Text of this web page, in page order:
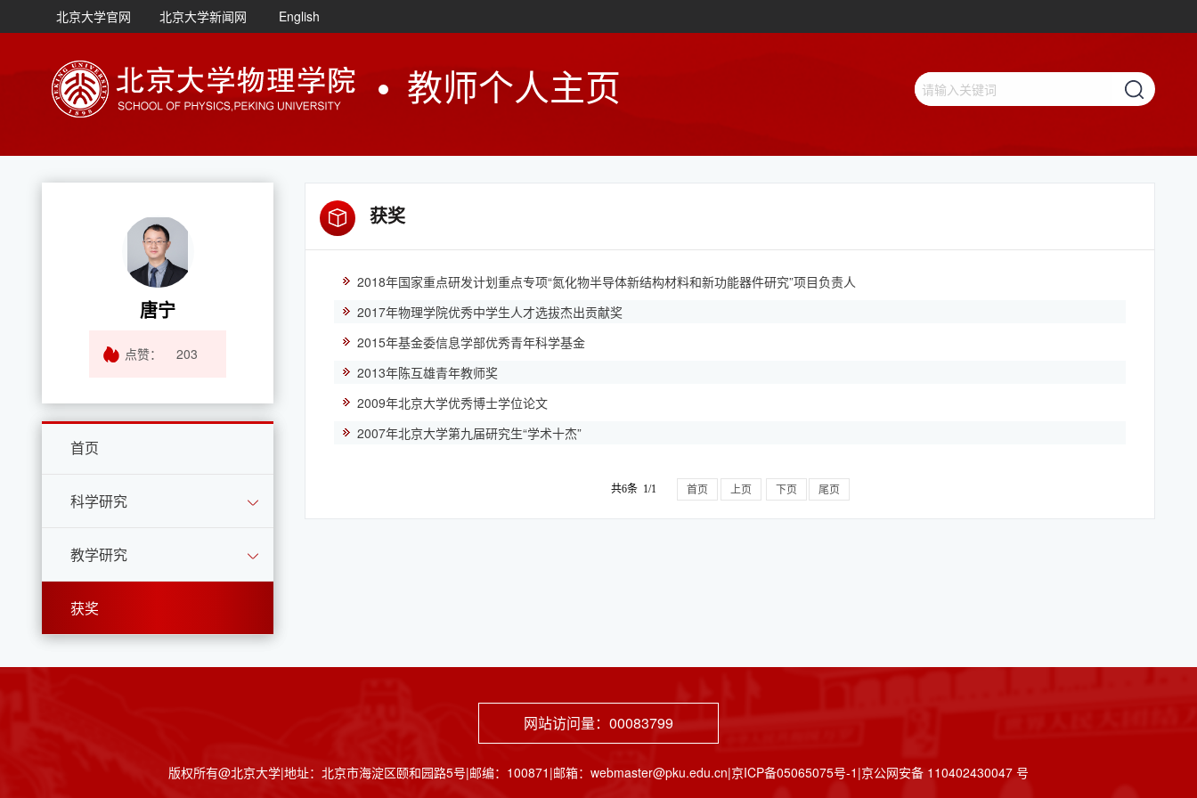
北京大学官网 北京大学新闻网 English
教师个人主页
唐宁
点赞： 203
首页
科学研究
教学研究
获奖
获奖
2018年国家重点研发计划重点专项“氮化物半导体新结构材料和新功能器件研究”项目负责人
2017年物理学院优秀中学生人才选拔杰出贡献奖
2015年基金委信息学部优秀青年科学基金
2013年陈互雄青年教师奖
2009年北京大学优秀博士学位论文
2007年北京大学第九届研究生“学术十杰”
共6条 1/1 首页 上页 下页 尾页
网站访问量： 00083799
版权所有@北京大学|地址：北京市海淀区颐和园路5号|邮编：100871|邮箱：webmaster@pku.edu.cn|京ICP备05065075号-1|京公网安备 110402430047 号